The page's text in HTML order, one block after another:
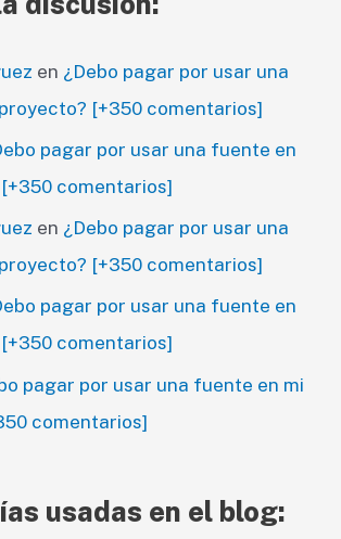
en ¿Debo pagar por usar una
[+350 comentarios]
pagar por usar una fuente en
comentarios]
en ¿Debo pagar por usar una
[+350 comentarios]
pagar por usar una fuente en
comentarios]
pagar por usar una fuente en mi
comentarios]
usadas en el blog: